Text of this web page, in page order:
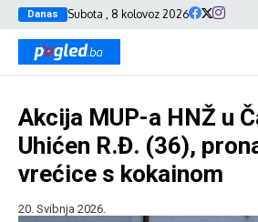
Danas Subota , 8 kolovoz 2026
Akcija MUP-a HNŽ u
Uhićen R.Đ. (36),
vrećice s kokainom
20. Svibnja 2026.